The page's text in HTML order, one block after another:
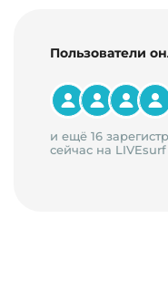
Пользователи
и ещё 16
сейчас на LIVEsurf